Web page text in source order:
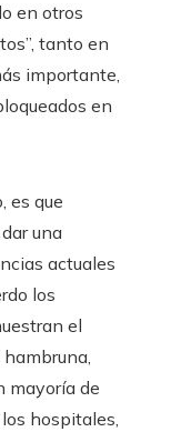
en otros
tanto en
importante,
en
es que
una
actuales
los
el
mayoría de
hospitales,